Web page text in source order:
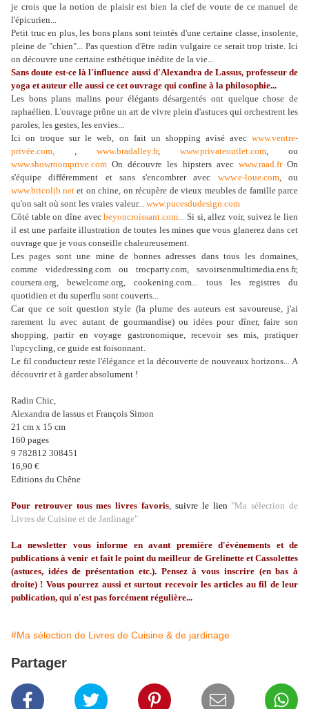
je crois que la notion de plaisir est bien la clef de voute de ce manuel de
l'épicurien...
Petit truc en plus, les bons plans sont teintés d'une certaine classe, insolente,
pleine de "chien"... Pas question d'être radin vulgaire ce serait trop triste. Ici
on découvre une certaine esthétique inédite de la vie...
Sans doute est-ce là l'influence aussi d'Alexandra de Lassus, professeur de
yoga et auteur elle aussi ce cet ouvrage qui confine à la philosophie...
Les bons plans malins pour élégants désargentés ont quelque chose de
raphaélien. L'ouvrage prône un art de vivre plein d'astuces qui orchestrent les
paroles, les gestes, les envies...
Ici on troque sur le web, on fait un shopping avisé avec www.ventre-
privée.com, , www.bradalley.fr, www.privateoutlet.com, ou
www.showroomprive.com On découvre les hipsters avec www.raad.frOn
s'équipe différemment et sans s'encombrer avec www.e-loue.com, ou
www.bricolib.net et on chine, on récupère de vieux meubles de famille parce
qu'on sait où sont les vraies valeur... www.pucesdudesign.com
Côté table on dîne avecbeyoncroissant.com... Si si, allez voir, suivez le lien
il est une parfaite illustration de toutes les mines que vous glanerez dans cet
ouvrage que je vous conseille chaleureusement.
Les pages sont une mine de bonnes adresses dans tous les domaines,
comme videdressing.com ou trocparty.com, savoirsenmultimedia.ens.fr,
coursera.org, bewelcome.org, cookening.com... tous les registres du
quotidien et du superflu sont couverts...
Car que ce soit question style (la plume des auteurs est savoureuse, j'ai
rarement lu avec autant de gourmandise) ou idées pour dîner, faire son
shopping, partir en voyage gastronomique, recevoir ses mis, pratiquer
l'upcycling, ce guide est foisonnant.
Le fil conducteur reste l'élégance et la découverte de nouveaux horizons... A
découvrir et à garder absolument !
Radin Chic,
Alexandra de lassus et François Simon
21 cm x 15 cm
160 pages
9 782812 308451
16,90 €
Editions du Chêne
Pour retrouver tous mes livres favoris, suivre le lien "Ma sélection de
Livres de Cuisine et de Jardinage"
Lanewsletter vous informe en avant première d'événements et de
publications à venir et fait le point du meilleur de Grelinetteet Cassolettes
(astuces, idées de présentation etc.). Pensez à vous inscrire (en bas à
droite) ! Vous pourrez aussi et surtout recevoir les articles au fil de leur
publication, qui n'est pas forcément régulière...
#Ma sélection de Livres de Cuisine & de jardinage
Partager